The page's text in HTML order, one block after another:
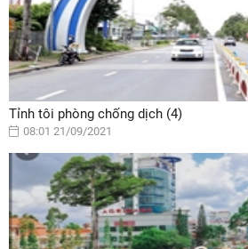
Tỉnh tôi phòng chống dịch (4)
08:01 21/09/2021